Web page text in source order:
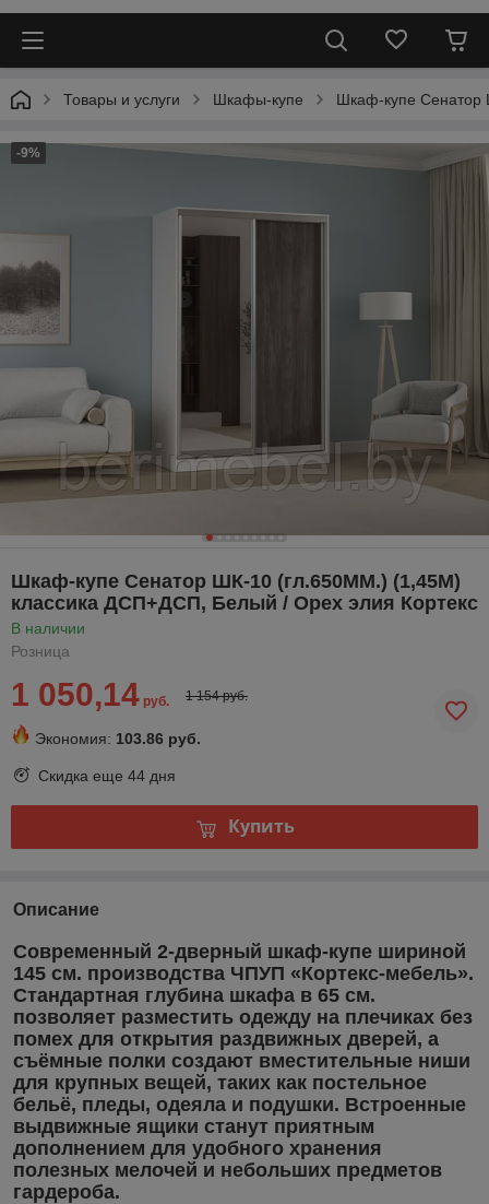
Товары и услуги Шкафы-купе Шкаф-купе Сенатор
-9%
Шкаф-купе Сенатор ШК-10 (гл.650ММ.) (1,45М)
классика ДСП+ДСП, Белый / Орех элия Кортекс
В наличии
Розница
1 050,14 руб. 1 154 руб.
Экономия: 103.86 руб.
Скидка еще 44 дня
Купить
Описание
Современный 2-дверный шкаф-купе шириной
145 см. производства ЧПУП «Кортекс-мебель».
Стандартная глубина шкафа в 65 см.
позволяет разместить одежду на плечиках без
помех для открытия раздвижных дверей, а
съёмные полки создают вместительные ниши
для крупных вещей, таких как постельное
бельё, пледы, одеяла и подушки. Встроенные
выдвижные ящики станут приятным
дополнением для удобного хранения
полезных мелочей и небольших предметов
гардероба.